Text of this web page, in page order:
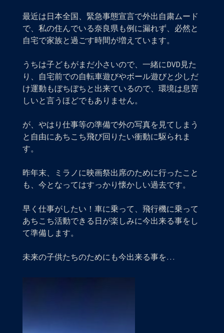
最近は日本全国、緊急事態宣言で外出自粛ムード
で、私の住んでいる奈良県も例に漏れず、必然と
自宅で家族と過ごす時間が増えています。
うちは子どもがまだ小さいので、一緒にDVD見た
り、自宅前での自転車遊びやボール遊びと少しだ
け運動もぼちぼちと出来ているので、環境は息苦
しいと言うほどでもありません。
が、やはり仕事等の準備で外の写真を見てしまう
と自由にあちこち飛び回りたい衝動に駆られま
す。
昨年末、ミラノに映画祭出席のために行ったこと
も、今となってはすっかり懐かしい過去です。
早く仕事がしたい！車に乗って、飛行機に乗って
あちこち活動できる日が楽しみに今出来る事をし
て準備します。
未来の子供たちのためにも今出来る事を…